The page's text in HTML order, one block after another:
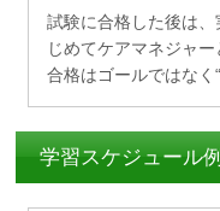
試験に合格した後は
じめてケアマネジャ
合格はゴールではなく
学習スケジュール